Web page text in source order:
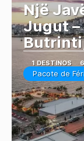
Një
Jugut –
1 DESTINOS
Pacote de